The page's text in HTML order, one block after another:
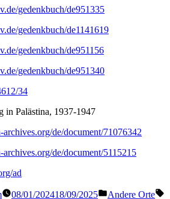
gedenkbuch/de951335
gedenkbuch/de1141619
gedenkbuch/de951156
gedenkbuch/de951340
34
in Palästina, 1937-1947
de/document/71076342
de/document/5115215
ad
08/01/202418/09/2025
Veröffentlicht
Andere Orte